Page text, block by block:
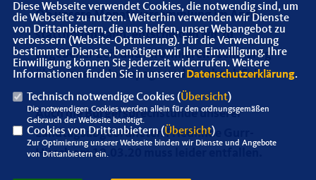
Ob unsere Monatsversammlung im April
stattfinden kann, entscheiden wir zu
gegebener Zeit und informieren rechtzeitig
über unsere Homepage und Facebook Seite.
Auch die Bürgersprechstunde unserer
Landtagsabgeordneten Friedlinde Gurr-
Hirsch am 19.03.20 muss leider entfallen.
Diese Webseite verwendet Cookies, die notwendig sind, um
die Webseite zu nutzen. Weiterhin verwenden wir Dienste
von Drittanbietern, die uns helfen, unser Webangebot zu
verbessern (Website-Optmierung). Für die Verwendung
bestimmter Dienste, benötigen wir Ihre Einwilligung. Ihre
Einwilligung können Sie jederzeit widerrufen. Weitere
Informationen finden Sie in unserer Datenschutzerklärung.
Technisch notwendige Cookies (Übersicht)
Die notwendigen Cookies werden allein für den ordnungsgemäßen
Gebrauch der Webseite benötigt.
Cookies von Drittanbietern (Übersicht)
Zur Optimierung unserer Webseite binden wir Dienste und Angebote
von Drittanbietern ein.